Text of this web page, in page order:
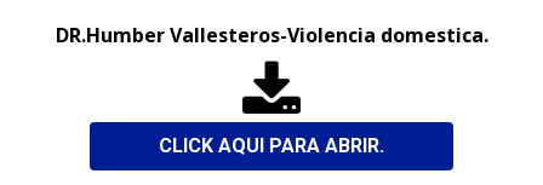
DR.Humber Vallesteros-Violencia domestica.

CLICK AQUI PARA ABRIR.